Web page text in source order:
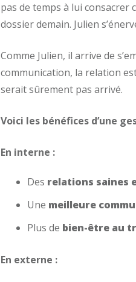
pas de temps à lui consacrer
dossier demain. Julien
Comme Julien, il arrive de
communication, la relation
serait sûrement pas arrivé.
Voici les bénéfices d’une
En interne :
Des relations saines
Une meilleure
Plus de bien-être au
En externe :